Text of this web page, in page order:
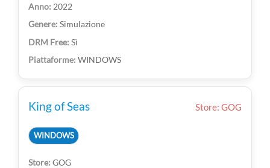
2022
Simulazione
Sì
WINDOWS
King of Seas Store: GOG
WINDOWS
GOG